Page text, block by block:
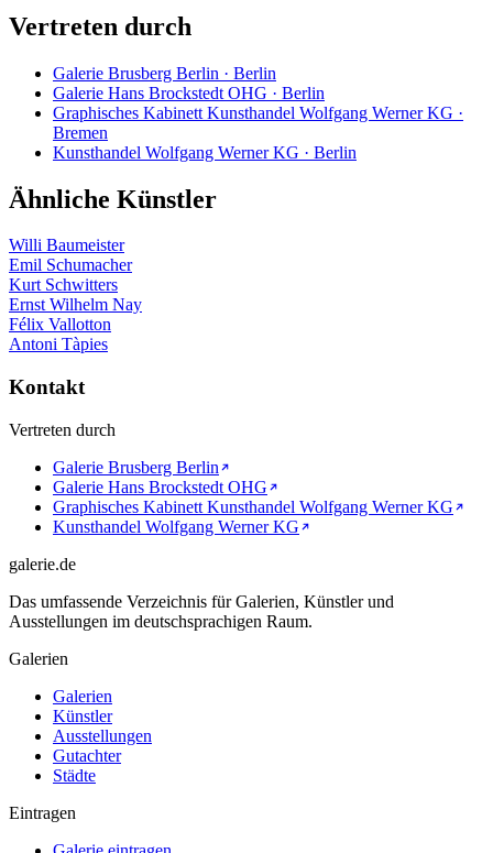
Vertreten durch
Galerie Brusberg Berlin · Berlin
Galerie Hans Brockstedt OHG · Berlin
Graphisches Kabinett Kunsthandel Wolfgang Werner KG ·
Bremen
Kunsthandel Wolfgang Werner KG · Berlin
Ähnliche Künstler
Willi Baumeister
Emil Schumacher
Kurt Schwitters
Ernst Wilhelm Nay
Félix Vallotton
Antoni Tàpies
Kontakt
Vertreten durch
Galerie Brusberg Berlin
Galerie Hans Brockstedt OHG
Graphisches Kabinett Kunsthandel Wolfgang Werner KG
Kunsthandel Wolfgang Werner KG
galerie.de
Das umfassende Verzeichnis für Galerien, Künstler und
Ausstellungen im deutschsprachigen Raum.
Galerien
Galerien
Künstler
Ausstellungen
Gutachter
Städte
Eintragen